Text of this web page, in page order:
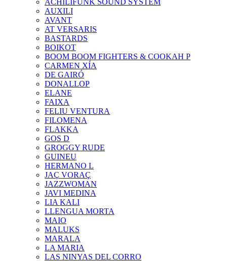
ACHILIFUNK SOUND SYSTEM
AUXILI
AVANT
AT VERSARIS
BASTARDS
BOIKOT
BOOM BOOM FIGHTERS & COOKAH P
CARMEN XÍA
DE GAIRÓ
DONALLOP
ELANE
FAIXA
FELIU VENTURA
FILOMENA
FLAKKA
GOS D
GROGGY RUDE
GUINEU
HERMANO L
JAÇ VORAÇ
JAZZWOMAN
JAVI MEDINA
LIA KALI
LLENGUA MORTA
MAIO
MALUKS
MARALA
LA MARIA
LAS NINYAS DEL CORRO